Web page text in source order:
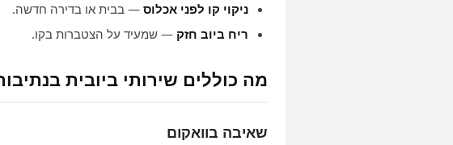
ניקוי קו לפני אכלוס — בבית או בדירה חדשה.
ריח ביוב חזק — שמעיד על הצטברות בקו.
מה כוללים שירותי ביובית
שאיבה בוואקום